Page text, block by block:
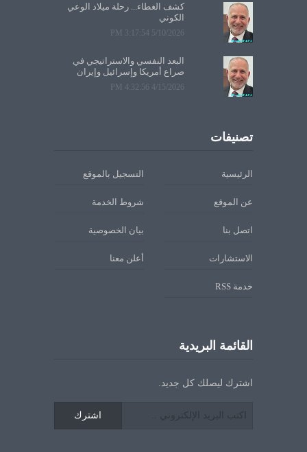
كشف الغطاء... رحلة ميلاد الوعي
الكوني
5/10/2026 3:17:54 PM
البعد النفسي والاستراتيجي في
صراع أمريكا وإسرائيل وإيران
4/15/2026 4:32:56 PM
تصنيفات
الرئيسية التسجيل بالموقع
عن الموقع شروط الخدمة
اتصل بنا بيان الخصوصية
الاستشارات أعلن معنا
خدمة RSS
القائمة البريدية
اشترك ليصلك كل جديد.
اشترك